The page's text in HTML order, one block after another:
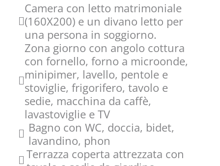
Camera con letto matrimoniale
(160X200) e un divano letto per
una persona in soggiorno.
Zona giorno con angolo cottura
con fornello, forno a microonde,
minipimer, lavello, pentole e
stoviglie, frigorifero, tavolo e
sedie, macchina da caffè,
lavastoviglie e TV
Bagno con WC, doccia, bidet,
lavandino, phon
Terrazza coperta attrezzata con